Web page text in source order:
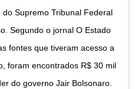
Supremo Tribunal Federal
Segundo o jornal O Estado
fontes que tiveram acesso a
foram encontrados R$ 30 mil
do governo Jair Bolsonaro.